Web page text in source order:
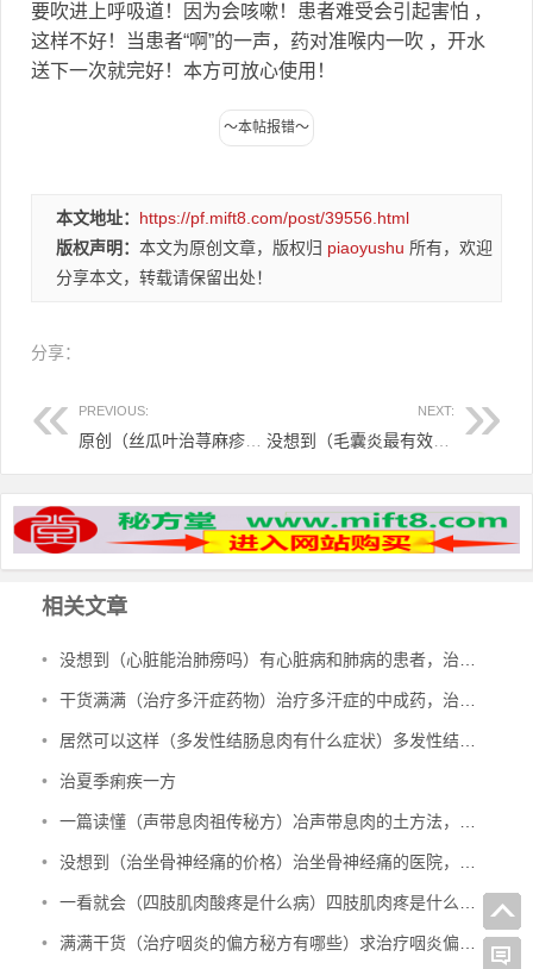
要吹进上呼吸道！因为会咳嗽！患者难受会引起害怕 ，
这样不好！当患者“啊”的一声，药对准喉内一吹 ，开水
送下一次就完好！本方可放心使用！
本文地址： https://pf.mift8.com/post/39556.html
版权声明： 本文为原创文章，版权归 piaoyushu 所有，欢迎
分享本文，转载请保留出处！
分享：
PREVIOUS: NEXT:
没想到（毛囊炎最有效的治疗方法是什么）毛囊炎有效的治疗方法，毛囊炎怎么根治-祖传特效毛囊炎偏方，
相关文章
• 没想到（心脏能治肺痨吗）有心脏病和肺病的患者，治多种心脏病、肺结核、肺病，
• 干货满满（治疗多汗症药物）治疗多汗症的中成药，治多汗症验方，
• 居然可以这样（多发性结肠息肉有什么症状）多发性结肠息肉一定要手术吗，治多发性结肠息肉验方，
• 治夏季痢疾一方
• 一篇读懂（声带息肉祖传秘方）冶声带息肉的土方法，治声带息肉验方，
• 没想到（治坐骨神经痛的价格）治坐骨神经痛的医院，治坐骨神经痛的特效验方，
• 一看就会（四肢肌肉酸疼是什么病）四肢肌肉疼是什么原因引起的图片，治四肢肌肉萎缩秘方，
• 满满干货（治疗咽炎的偏方秘方有哪些）求治疗咽炎偏方，治咽炎的绝密方子，